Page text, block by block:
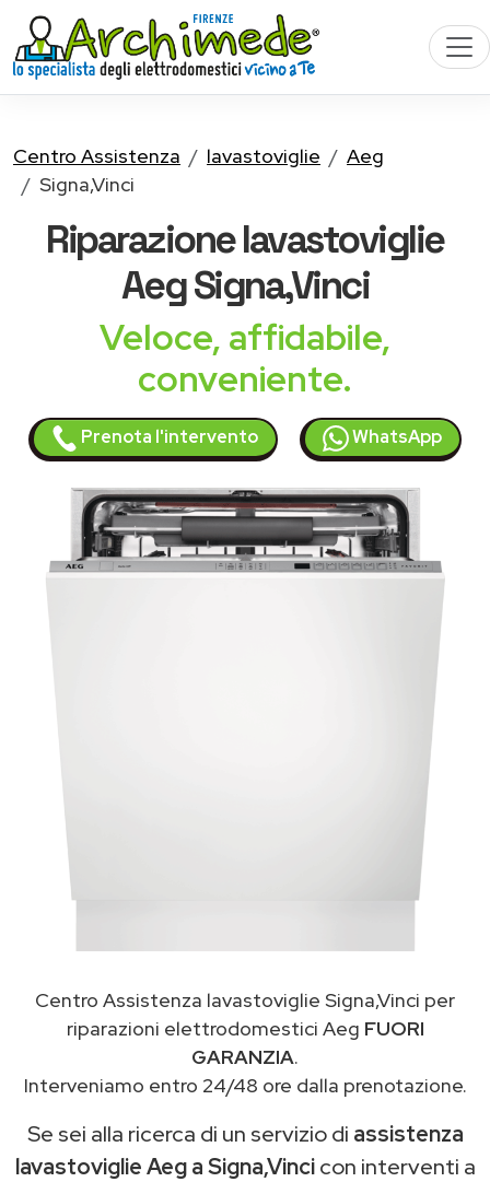
Centro Assistenza lavastoviglie
Aeg
Signa,Vinci
Riparazionelavastoviglie
AegSigna,Vinci
Veloce, affidabile,
conveniente.
Prenota l'intervento WhatsApp
Centro Assistenza lavastoviglie Signa,Vinci per
riparazioni elettrodomestici Aeg FUORI
GARANZIA.
Interveniamo entro 24/48 ore dalla prenotazione.
Se sei alla ricerca di un servizio di assistenza
lavastoviglie Aeg a Signa,Vincicon interventi a